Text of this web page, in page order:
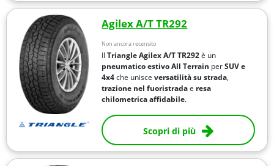
Agilex A/T TR292
Non ancora recensito
IlTriangle Agilex A/T TR292è un
pneumatico estivo All Terrain perSUV e
4x4che unisceversatilità su strada,
trazione nel fuoristradae resa
chilometrica affidabile.
Scopri di più